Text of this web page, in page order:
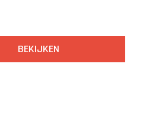
BEKIJKEN